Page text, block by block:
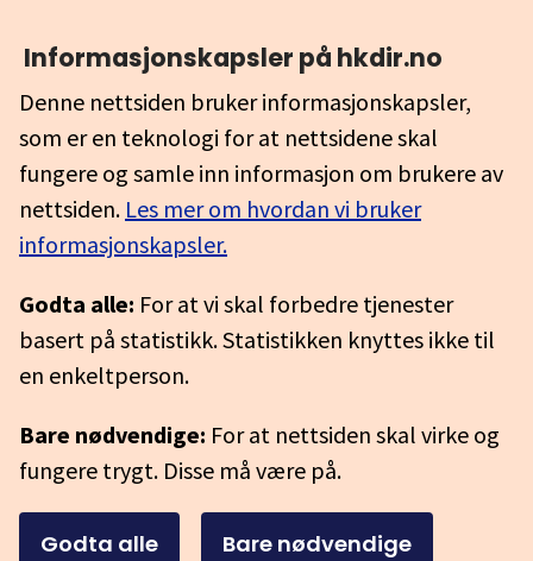
Informasjonskapsler på hkdir.no
Denne nettsiden bruker informasjonskapsler,
som er en teknologi for at nettsidene skal
fungere og samle inn informasjon om brukere av
nettsiden. Les mer om hvordan vi bruker
informasjonskapsler.
Godta alle: For at vi skal forbedre tjenester
basert på statistikk. Statistikken knyttes ikke til
en enkeltperson.
Bare nødvendige: For at nettsiden skal virke og
fungere trygt. Disse må være på.
Godta alle Bare nødvendige